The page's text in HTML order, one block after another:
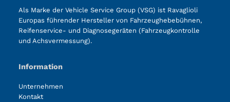
Als Marke der Vehicle Service Group (VSG) ist Ravaglioli
Europas führender Hersteller von Fahrzeughebebühnen,
Reifenservice- und Diagnosegeräten (Fahrzeugkontrolle
und Achsvermessung).
Information
Unternehmen
Kontakt